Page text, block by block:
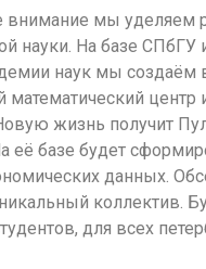
внимание мы уделяем
науки. На базе СПбГУ
наук мы создаём
центр
жизнь получит
её базе будет
данных.
кол­лек­тив.
для всех